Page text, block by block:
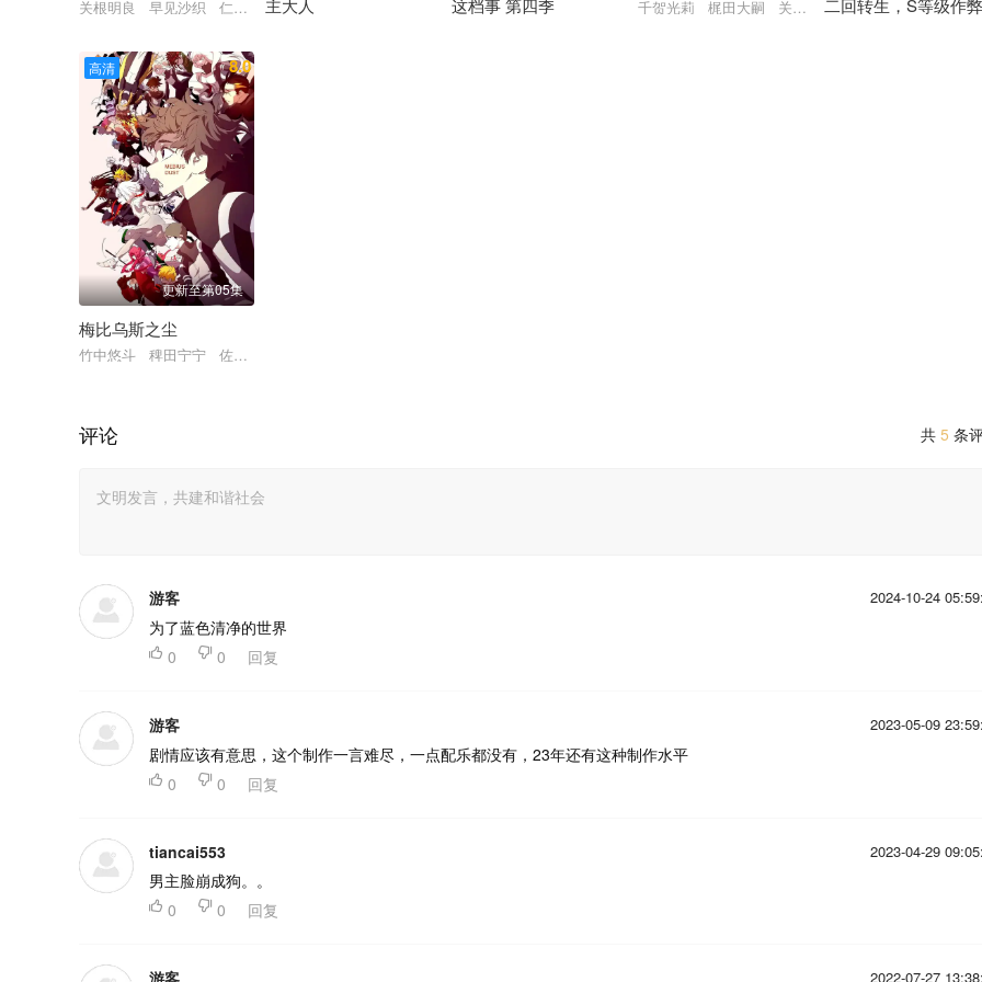
关根明良 早见沙织 仁见纱绫 藤村花音 日高范子 种崎敦美 野上尤加奈 井上喜久子
主大人
这档事 第四季
千贺光莉 梶田大嗣 关根明良 白石晴香 三石琴乃
二回转生，S等级作
高清 8.0
更新至第05集
梅比乌斯之尘
竹中悠斗 稗田宁宁 佐藤榛夏 坂泰斗 市川苍
共 5 条
评论
游客 2024-10-24
为了蓝色清净的世界
 0  0 回复
游客 2023-05-09
剧情应该有意思，这个制作一言难尽，一点配乐都没有，23年还有这种制作水平
 0  0 回复
tiancai553 2023-04-29
男主脸崩成狗。。
 0  0 回复
游客 2022-07-27